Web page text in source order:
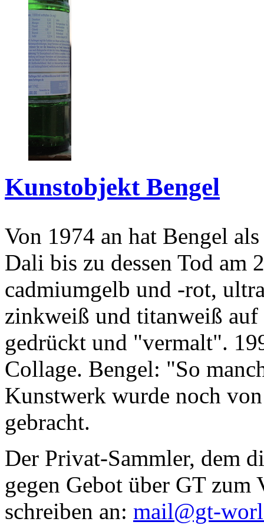
Kunstobjekt Bengel
Von 1974 an hat Bengel
Dali bis zu dessen Tod am
cadmiumgelb und -rot,
zinkweiß und titanweiß
gedrückt und "vermalt".
Collage. Bengel: "So
Kunstwerk wurde noch
gebracht.
Der Privat-Sammler, dem
gegen Gebot über GT zum
schreiben an: mail@gt-